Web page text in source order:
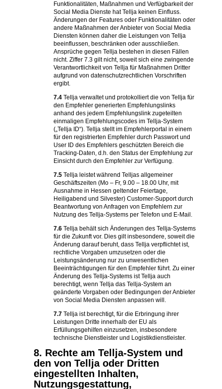
Funktionalitäten, Maßnahmen und Verfügbarkeit der
Social Media Dienste hat Tellja keinen Einfluss.
Änderungen der Features oder Funktionalitäten oder
andere Maßnahmen der Anbieter von Social Media
Diensten können daher die Leistungen von Tellja
beeinflussen, beschränken oder ausschließen.
Ansprüche gegen Tellja bestehen in diesen Fällen
nicht. Ziffer 7.3 gilt nicht, soweit sich eine zwingende
Verantwortlichkeit von Tellja für Maßnahmen Dritter
aufgrund von datenschutzrechtlichen Vorschriften
ergibt.
7.4 Tellja verwaltet und protokolliert die von Tellja für
den Empfehler generierten Empfehlungslinks
anhand des jedem Empfehlungslink zugeteilten
einmaligen Empfehlungscodes im Tellja-System
(„Tellja ID“). Tellja stellt im Empfehlerportal in einem
für den registrierten Empfehler durch Passwort und
User ID des Empfehlers geschützten Bereich die
Tracking-Daten, d.h. den Status der Empfehlung zur
Einsicht durch den Empfehler zur Verfügung.
7.5 Tellja leistet während Telljas allgemeiner
Geschäftszeiten (Mo – Fr, 9.00 – 18.00 Uhr, mit
Ausnahme in Hessen geltender Feiertage,
Heiligabend und Silvester) Customer-Support durch
Beantwortung von Anfragen von Empfehlern zur
Nutzung des Tellja-Systems per Telefon und E-Mail.
7.6 Tellja behält sich Änderungen des Tellja-Systems
für die Zukunft vor. Dies gilt insbesondere, soweit die
Änderung darauf beruht, dass Tellja verpflichtet ist,
rechtliche Vorgaben umzusetzen oder die
Leistungsänderung nur zu unwesentlichen
Beeinträchtigungen für den Empfehler führt. Zu einer
Änderung des Tellja-Systems ist Tellja auch
berechtigt, wenn Tellja das Tellja-System an
geänderte Vorgaben oder Bedingungen der Anbieter
von Social Media Diensten anpassen will.
7.7 Tellja ist berechtigt, für die Erbringung ihrer
Leistungen Dritte innerhalb der EU als
Erfüllungsgehilfen einzusetzen, insbesondere
technische Dienstleister und Logistikdienstleister.
8. Rechte am Tellja-System und
den von Tellja oder Dritten
eingestellten Inhalten,
Nutzungsgestattung,